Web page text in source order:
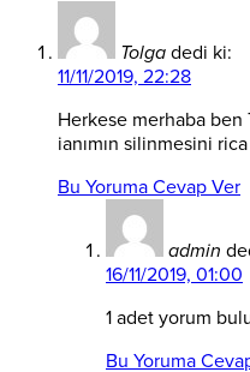
Tolga dedi ki:
11/11/2019, 22:28
Herkese merhaba ben
ianımın silinmesini
Bu Yoruma Cevap Ver
admin
16/11/2019, 01:00
1 adet yorum
Bu Yoruma